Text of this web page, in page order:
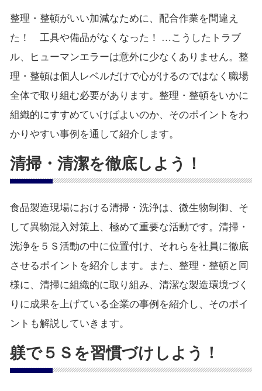
整理・整頓がいい加減なために、配合作業を間違え
た！ 工具や備品がなくなった！ …こうしたトラブ
ル、ヒューマンエラーは意外に少なくありません。整
理・整頓は個人レベルだけで心がけるのではなく職場
全体で取り組む必要があります。整理・整頓をいかに
組織的にすすめていけばよいのか、そのポイントをわ
かりやすい事例を通して紹介します。
清掃・清潔を徹底しよう！
食品製造現場における清掃・洗浄は、微生物制御、そ
して異物混入対策上、極めて重要な活動です。清掃・
洗浄を５Ｓ活動の中に位置付け、それらを社員に徹底
させるポイントを紹介します。また、整理・整頓と同
様に、清掃に組織的に取り組み、清潔な製造環境づく
りに成果を上げている企業の事例を紹介し、そのポイ
ントも解説していきます。
躾で５Ｓを習慣づけしよう！